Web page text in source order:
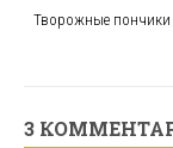
Творожные пончики
3